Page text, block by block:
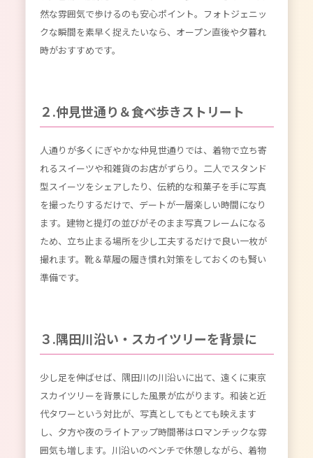
然な雰囲気で歩けるのも安心ポイント。フォトジェニッ
クな瞬間を素早く捉えたいなら、オープン直後や夕暮れ
時がおすすめです。
２.仲見世通り＆食べ歩きストリート
人通りが多くにぎやかな仲見世通りでは、着物で立ち寄
れるスイーツや和雑貨のお店がずらり。二人でスタンド
型スイーツをシェアしたり、伝統的な和菓子を手に写真
を撮ったりするだけで、デートが一層楽しい時間になり
ます。建物と提灯の並びがそのまま写真フレームになる
ため、立ち止まる場所を少し工夫するだけで良い一枚が
撮れます。靴＆草履の履き慣れ対策をしておくのも賢い
準備です。
３.隅田川沿い・スカイツリーを背景に
少し足を伸ばせば、隅田川の川沿いに出て、遠くに東京
スカイツリーを背景にした風景が広がります。和装と近
代タワーという対比が、写真としてもとても映えます
し、夕方や夜のライトアップ時間帯はロマンチックな雰
囲気も増します。川沿いのベンチで休憩しながら、着物